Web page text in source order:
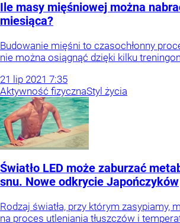
Ile masy mięśniowej można
miesiąca?
Budowanie mięśni to czasochłonny
nie można osiągnąć dzięki kilku
21 lip 2021 7:35
Aktywność fizycznaStyl życia
Światło LED może zaburzać
snu. Nowe odkrycie Japończyków
Rodzaj światła, przy którym zasypiamy,
na proces utleniania tłuszczów i